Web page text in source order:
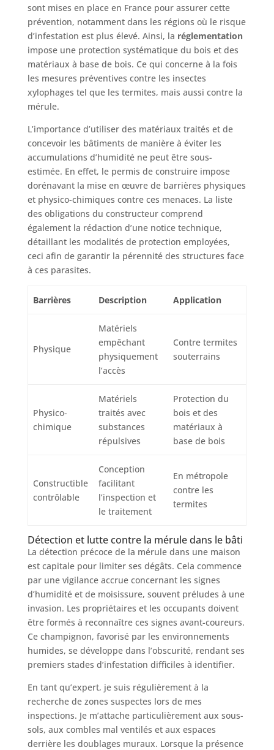
sont mises en place en France pour assurer cette
prévention, notamment dans les régions où le risque
d’infestation est plus élevé. Ainsi, la réglementation
impose une protection systématique du bois et des
matériaux à base de bois. Ce qui concerne à la fois
les mesures préventives contre les insectes
xylophages tel que les termites, mais aussi contre la
mérule.
L’importance d’utiliser des matériaux traités et de
concevoir les bâtiments de manière à éviter les
accumulations d’humidité ne peut être sous-
estimée. En effet, le permis de construire impose
dorénavant la mise en œuvre de barrières physiques
et physico-chimiques contre ces menaces. La liste
des obligations du constructeur comprend
également la rédaction d’une notice technique,
détaillant les modalités de protection employées,
ceci afin de garantir la pérennité des structures face
à ces parasites.
Barrières Description Application
Physique
Matériels
empêchant
physiquement
l’accès
Contre termites
souterrains
Physico-
chimique
Matériels
traités avec
substances
répulsives
Protection du
bois et des
matériaux à
base de bois
Constructible
contrôlable
Conception
facilitant
l’inspection et
le traitement
En métropole
contre les
termites
Détection et lutte contre la mérule dans le bâti
La détection précoce de la mérule dans une maison
est capitale pour limiter ses dégâts. Cela commence
par une vigilance accrue concernant les signes
d’humidité et de moisissure, souvent préludes à une
invasion. Les propriétaires et les occupants doivent
être formés à reconnaître ces signes avant-coureurs.
Ce champignon, favorisé par les environnements
humides, se développe dans l’obscurité, rendant ses
premiers stades d’infestation difficiles à identifier.
En tant qu’expert, je suis régulièrement à la
recherche de zones suspectes lors de mes
inspections. Je m’attache particulièrement aux sous-
sols, aux combles mal ventilés et aux espaces
derrière les doublages muraux. Lorsque la présence